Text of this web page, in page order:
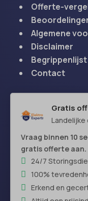
Gratis
Landelijke
Vraag binnen 10
gratis offerte aan.
24/7
100%
Erkend en
Offerte-
Algemene
Disclaimer
Begrippenlijst
Contact
Maandag:24 uur
Dinsdag:24 uur
Woensdag:24
Donderdag:24